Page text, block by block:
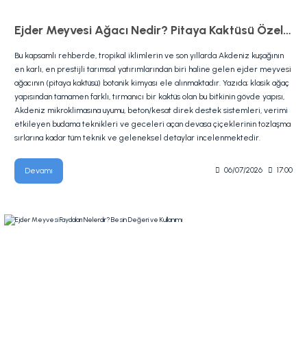
Ejder Meyvesi Ağacı Nedir? Pitaya Kaktüsü Özellikleri
Bu kapsamlı rehberde, tropikal iklimlerin ve son yıllarda Akdeniz kuşağının
en karlı, en prestijli tarımsal yatırımlarından biri haline gelen ejder meyvesi
ağacının (pitaya kaktüsü) botanik kimyası ele alınmaktadır. Yazıda; klasik ağaç
yapısından tamamen farklı, tırmanıcı bir kaktüs olan bu bitkinin gövde yapısı,
Akdeniz mikroklimasına uyumu, beton/kesat direk destek sistemleri, verimi
etkileyen budama teknikleri ve geceleri açan devasa çiçeklerinin tozlaşma
sırlarına kadar tüm teknik ve geleneksel detaylar incelenmektedir.
Devamı 06/07/2026 17:00